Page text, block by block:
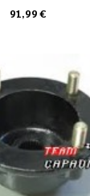
91,99 €
CARRO